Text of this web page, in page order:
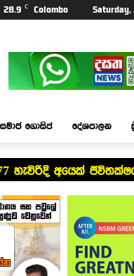
28.9 C Colombo Saturday,
සමාජ ගොසිප් දේශපාලන
හැවිරිදි අයෙක්